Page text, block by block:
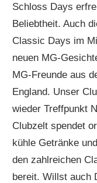
Schloss Days
Beliebtheit. Auch
Classic Days im
neuen MG-
MG-Freunde aus
England. Unser
wieder Treffpunkt
Clubzelt spendet
kühle Getränke
den zahlreichen
bereit. Willst auch